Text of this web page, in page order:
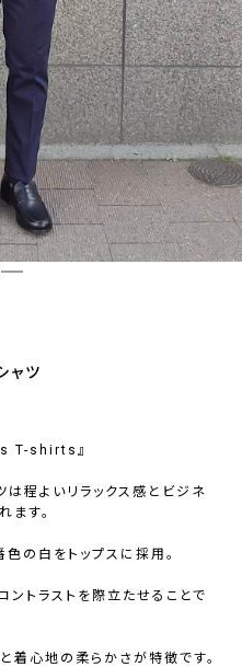
ャツ
T-shirts』
程よいリラックス感とビジネ
ます。
の白をトップスに採用。
トラストを際立たせることで
着心地の柔らかさが特徴です。